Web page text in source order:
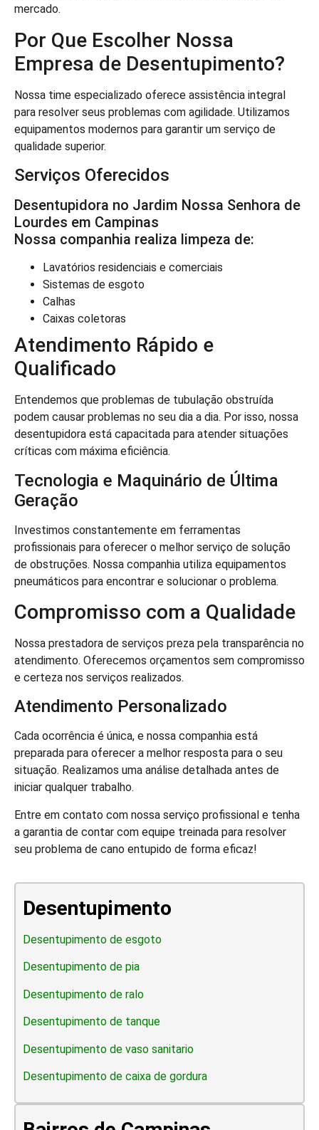
mercado.
Por Que Escolher Nossa
Empresa de Desentupimento?
Nossa time especializado oferece assistência integral
para resolver seus problemas com agilidade. Utilizamos
equipamentos modernos para garantir um serviço de
qualidade superior.
Serviços Oferecidos
Desentupidora no Jardim Nossa Senhora de
Lourdes em Campinas
Nossa companhia realiza limpeza de:
Lavatórios residenciais e comerciais
Sistemas de esgoto
Calhas
Caixas coletoras
Atendimento Rápido e
Qualificado
Entendemos que problemas de tubulação obstruída
podem causar problemas no seu dia a dia. Por isso, nossa
desentupidora está capacitada para atender situações
críticas com máxima eficiência.
Tecnologia e Maquinário de Última
Geração
Investimos constantemente em ferramentas
profissionais para oferecer o melhor serviço de solução
de obstruções. Nossa companhia utiliza equipamentos
pneumáticos para encontrar e solucionar o problema.
Compromisso com a Qualidade
Nossa prestadora de serviços preza pela transparência no
atendimento. Oferecemos orçamentos sem compromisso
e certeza nos serviços realizados.
Atendimento Personalizado
Cada ocorrência é única, e nossa companhia está
preparada para oferecer a melhor resposta para o seu
situação. Realizamos uma análise detalhada antes de
iniciar qualquer trabalho.
Entre em contato com nossa serviço profissional e tenha
a garantia de contar com equipe treinada para resolver
seu problema de cano entupido de forma eficaz!
Desentupimento
Desentupimento de esgoto
Desentupimento de pia
Desentupimento de ralo
Desentupimento de tanque
Desentupimento de vaso sanitario
Desentupimento de caixa de gordura